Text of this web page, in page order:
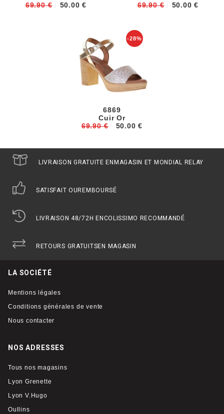
69.90 €
50.00 €
69.90 €
50.00 €
-28%
6869
Cuir Or
69.90 €
50.00 €
LIVRAISON GRATUITE ENMAGASIN ET MONDIAL RELAY
SATISFAIT OUREMBOURSÉ
LIVRAISON 48/72H ENCOLISSIMO RECOMMANDÉ
RETOURS GRATUITSEN MAGASIN
LA SOCIÉTÉ
Mentions légales
Conditions générales de vente
Nous contacter
NOS ADRESSES
Tous nos magasins
Lyon Grenette
Lyon V.Hugo
Oullins